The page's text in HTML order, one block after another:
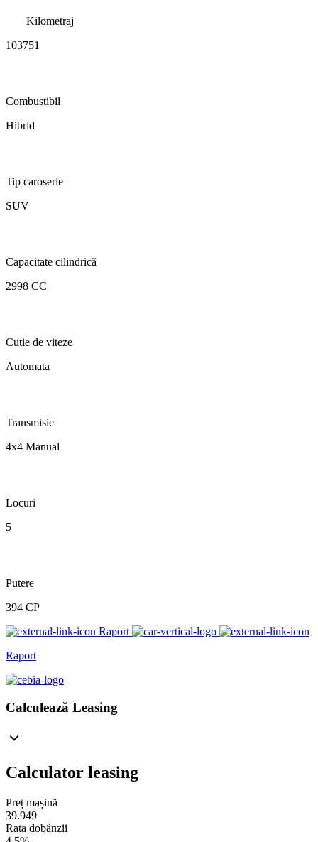
Kilometraj
103751
Combustibil
Hibrid
Tip caroserie
SUV
Capacitate cilindrică
2998 CC
Cutie de viteze
Automata
Transmisie
4x4 Manual
Locuri
5
Putere
394 CP
Raport
Raport
Calculează Leasing
Calculator leasing
Preț mașină
39.949
Rata dobânzii